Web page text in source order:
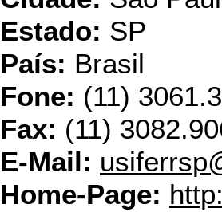
Estado: SP
País: Brasil
Fone: (11)
Fax: (11)
E-Mail:
Home-Page: